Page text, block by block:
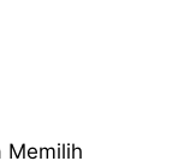
Memilih